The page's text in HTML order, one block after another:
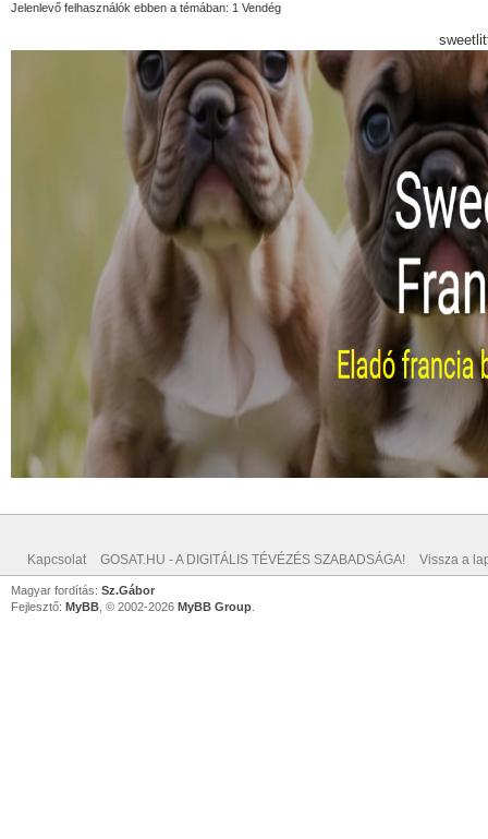
Jelenlevő felhasználók ebben a témában: 1 Vendég
Kapcsolat GOSAT.HU - A DIGITÁLIS TÉVÉZÉS SZABADSÁGA! Vissza a
Magyar fordítás: Sz.Gábor
Fejlesztő: MyBB , © 2002-2026 MyBB Group